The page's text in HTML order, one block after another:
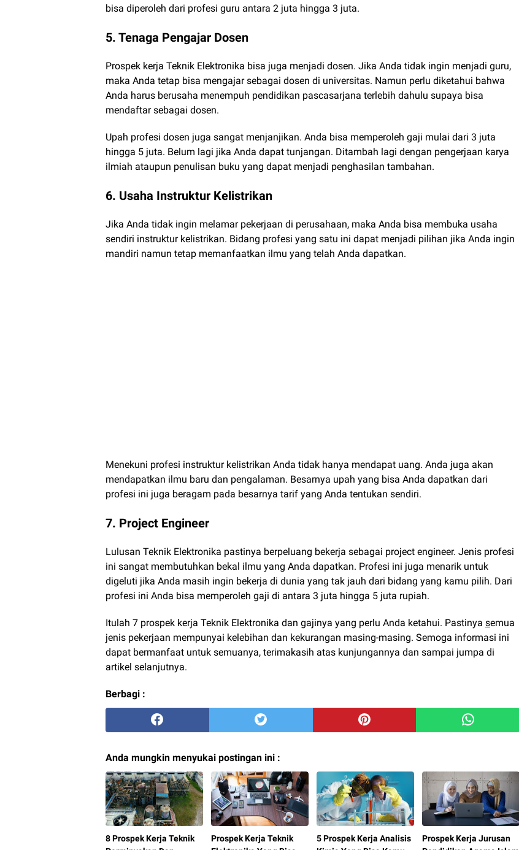
bisa diperoleh dari profesi guru antara 2 juta hingga 3 juta.
5. Tenaga Pengajar Dosen
Prospek kerja Teknik Elektronika bisa juga menjadi dosen. Jika Anda tidak ingin menjadi guru,
maka Anda tetap bisa mengajar sebagai dosen di universitas. Namun perlu diketahui bahwa
Anda harus berusaha menempuh pendidikan pascasarjana terlebih dahulu supaya bisa
mendaftar sebagai dosen.
Upah profesi dosen juga sangat menjanjikan. Anda bisa memperoleh gaji mulai dari 3 juta
hingga 5 juta. Belum lagi jika Anda dapat tunjangan. Ditambah lagi dengan pengerjaan karya
ilmiah ataupun penulisan buku yang dapat menjadi penghasilan tambahan.
6. Usaha Instruktur Kelistrikan
Jika Anda tidak ingin melamar pekerjaan di perusahaan, maka Anda bisa membuka usaha
sendiri instruktur kelistrikan. Bidang profesi yang satu ini dapat menjadi pilihan jika Anda ingin
mandiri namun tetap memanfaatkan ilmu yang telah Anda dapatkan.
Menekuni profesi instruktur kelistrikan Anda tidak hanya mendapat uang. Anda juga akan
mendapatkan ilmu baru dan pengalaman. Besarnya upah yang bisa Anda dapatkan dari
profesi ini juga beragam pada besarnya tarif yang Anda tentukan sendiri.
7. Project Engineer
Lulusan Teknik Elektronika pastinya berpeluang bekerja sebagai project engineer. Jenis profesi
ini sangat membutuhkan bekal ilmu yang Anda dapatkan. Profesi ini juga menarik untuk
digeluti jika Anda masih ingin bekerja di dunia yang tak jauh dari bidang yang kamu pilih. Dari
profesi ini Anda bisa memperoleh gaji di antara 3 juta hingga 5 juta rupiah.
Itulah 7 prospek kerja Teknik Elektronika dan gajinya yang perlu Anda ketahui. Pastinya semua
jenis pekerjaan mempunyai kelebihan dan kekurangan masing-masing. Semoga informasi ini
dapat bermanfaat untuk semuanya, terimakasih atas kunjungannya dan sampai jumpa di
artikel selanjutnya.
Berbagi :
Anda mungkin menyukai postingan ini :
8 Prospek Kerja Teknik
Prospek Kerja Teknik
5 Prospek Kerja Analisis
Prospek Kerja Jurusan